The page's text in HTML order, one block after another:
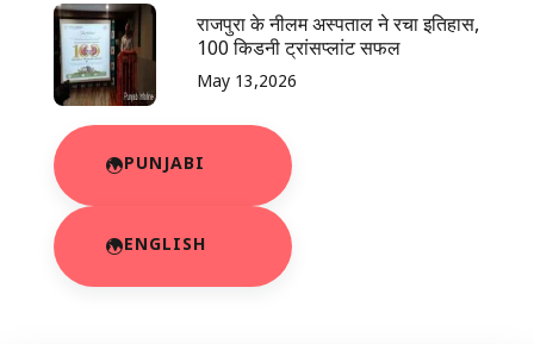
राजपुरा के नीलम अस्पताल ने रचा इतिहास,
100 किडनी ट्रांसप्लांट सफल
May 13,2026
PUNJABI
ENGLISH